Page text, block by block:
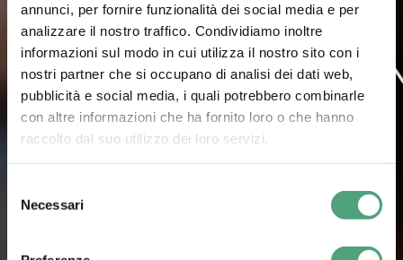
annunci, per fornire funzionalità dei social media e per
analizzare il nostro traffico. Condividiamo inoltre
informazioni sul modo in cui utilizza il nostro sito con i
nostri partner che si occupano di analisi dei dati web,
pubblicità e social media, i quali potrebbero combinarle
con altre informazioni che ha fornito loro o che hanno
raccolto dal suo utilizzo dei loro servizi.
delNecessari
Novità Tecnologia
ENERGETICA